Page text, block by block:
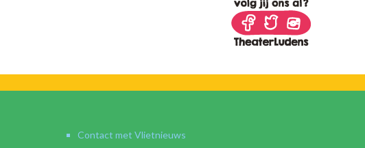
Contact met Vlietnieuws